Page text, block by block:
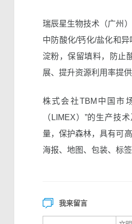
瑞辰星生物技术（广州
中防酸化/钙化/盐化和
淀粉，保留填料，防止
展、提升资源利用率提
株式会社TBM中国市
（LIMEX）”的生产技
量，保护森林，具有可
海报、地图、包装、标
我来留言